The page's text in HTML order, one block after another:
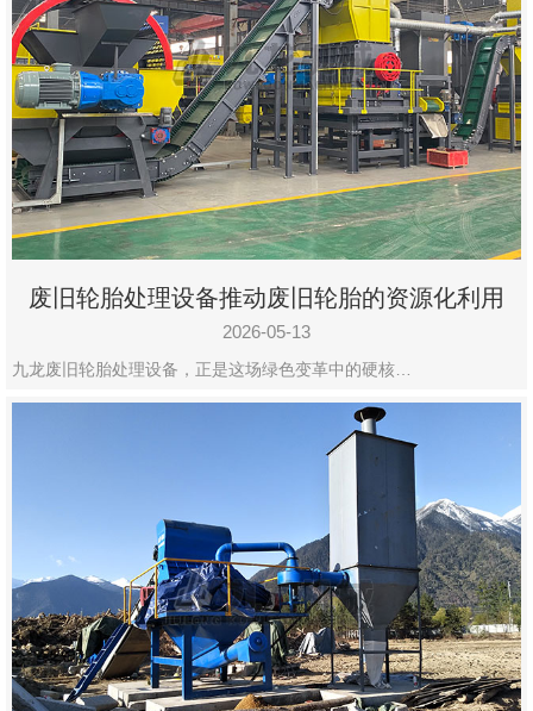
废旧轮胎处理设备推动废旧轮胎的资源化利用
2026-05-13
九龙废旧轮胎处理设备，正是这场绿色变革中的硬核…